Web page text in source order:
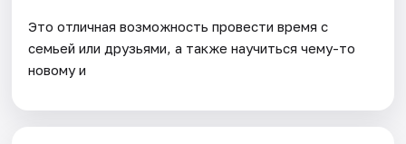
Это отличная возможность провести время с
семьей или друзьями, а также научиться чему-то
новому и